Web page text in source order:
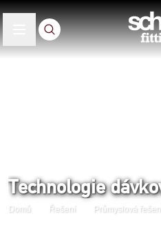
Technologie
Domů Řešení Průmyslová řešení